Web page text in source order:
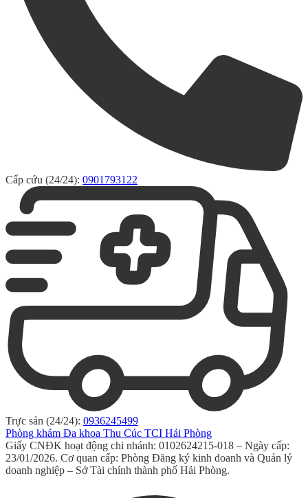
Cấp cứu (24/24): 0901793122
Trực sản (24/24): 0936245499
Phòng khám Đa khoa Thu Cúc TCI Hải Phòng
Giấy CNĐK hoạt động chi nhánh: 0102624215-018 – Ngày cấp:
23/01/2026. Cơ quan cấp: Phòng Đăng ký kinh doanh và Quản lý
doanh nghiệp – Sở Tài chính thành phố Hải Phòng.